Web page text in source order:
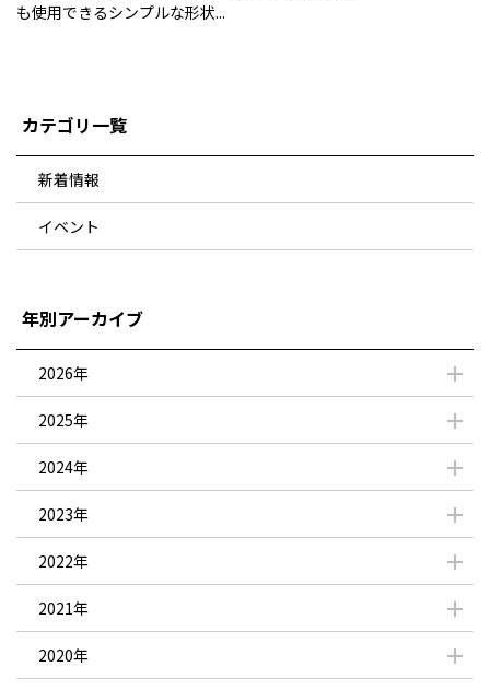
も使用できるシンプルな形状...
カテゴリ一覧
新着情報
イベント
年別アーカイブ
2026年
2025年
2024年
2023年
2022年
2021年
2020年